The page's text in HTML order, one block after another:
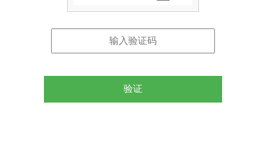
验证